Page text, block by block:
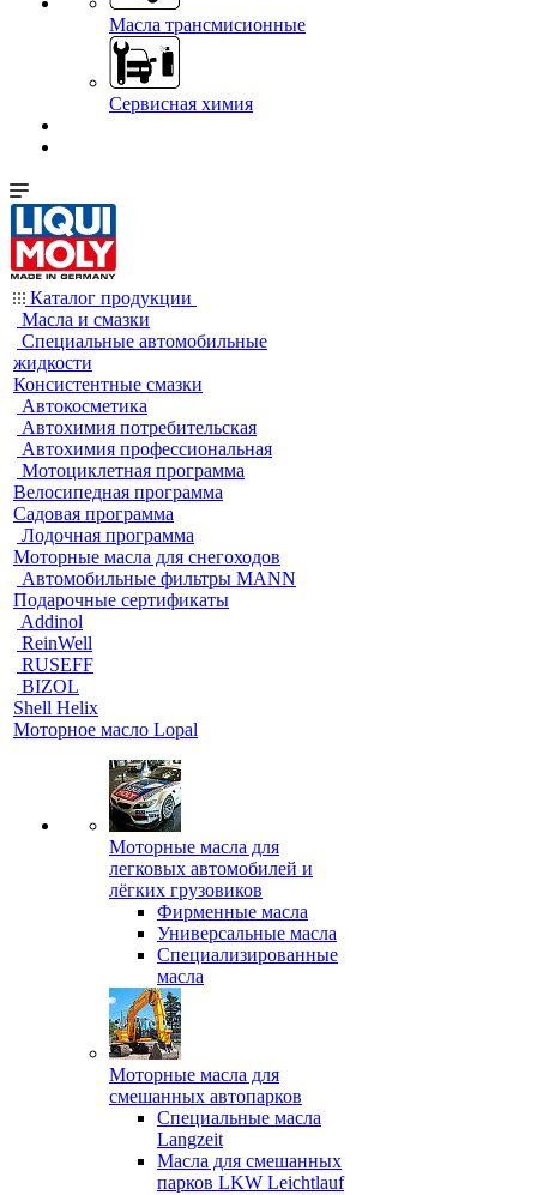
Масла трансмисионные
Сервисная химия
Каталог продукции
Масла и смазки
Специальные автомобильные
жидкости
Консистентные смазки
Автокосметика
Автохимия потребительская
Автохимия профессиональная
Мотоциклетная программа
Велосипедная программа
Садовая программа
Лодочная программа
Моторные масла для снегоходов
Автомобильные фильтры MANN
Подарочные сертификаты
Addinol
ReinWell
RUSEFF
BIZOL
Shell Helix
Моторное масло Lopal
Моторные масла для
легковых автомобилей и
лёгких грузовиков
Фирменные масла
Универсальные масла
Специализированные
масла
Моторные масла для
смешанных автопарков
Специальные масла
Langzeit
Масла для смешанных
парков LKW Leichtlauf